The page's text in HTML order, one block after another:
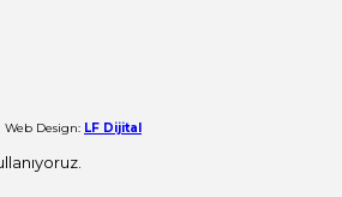
Web Design: LF Dijital